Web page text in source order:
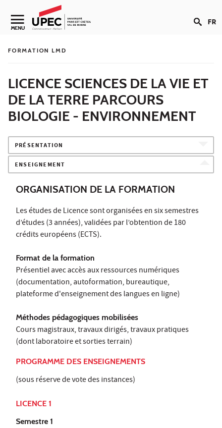
Aller au contenu
Navigation secondaire
MENU FR
FORMATION LMD
LICENCE SCIENCES DE LA VIE ET
DE LA TERRE PARCOURS
BIOLOGIE - ENVIRONNEMENT
PRÉSENTATION
ENSEIGNEMENT
ORGANISATION DE LA FORMATION
Les études de Licence sont organisées en six semestres
d’études (3 années), validées par l’obtention de 180
crédits européens (ECTS).
Format de la formation
Présentiel avec accès aux ressources numériques
(documentation, autoformation, bureautique,
plateforme d'enseignement des langues en ligne)
Méthodes pédagogiques mobilisées
Cours magistraux, travaux dirigés, travaux pratiques
(dont laboratoire et sorties terrain)
PROGRAMME DES ENSEIGNEMENTS
(sous réserve de vote des instances)
LICENCE 1
Semestre 1